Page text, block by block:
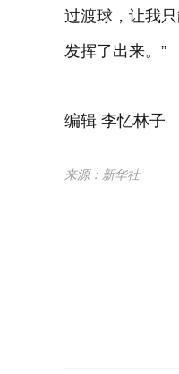
过渡球，让我
发挥了出来。”
编辑 李忆林子
来源：新华社